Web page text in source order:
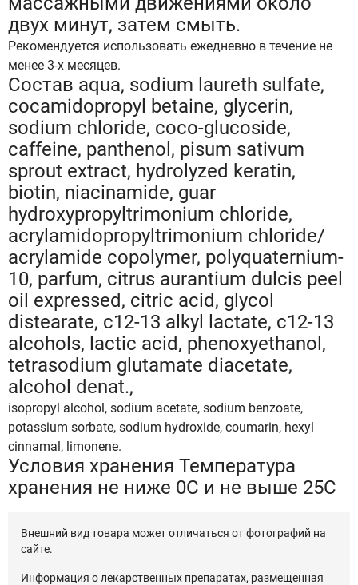
двух минут, затем смыть.
Рекомендуется использовать ежедневно в течение не
менее 3-х месяцев.
Состав aqua, sodium laureth sulfate,
cocamidopropyl betaine, glycerin,
sodium chloride, coco-glucoside,
caffeine, panthenol, pisum sativum
sprout extract, hydrolyzed keratin,
biotin, niacinamide, guar
hydroxypropyltrimonium chloride,
acrylamidopropyltrimonium chloride/
acrylamide copolymer, polyquaternium-
10, parfum, citrus aurantium dulcis peel
oil expressed, citric acid, glycol
distearate, c12-13 alkyl lactate, c12-13
alcohols, lactic acid, phenoxyethanol,
tetrasodium glutamate diacetate,
alcohol denat.,
isopropyl alcohol, sodium acetate, sodium benzoate,
potassium sorbate, sodium hydroxide, coumarin, hexyl
cinnamal, limonene.
Условия хранения Температура
хранения не ниже 0С и не выше 25С
Внешний вид товара может отличаться от фотографий на
сайте.
Информация о лекарственных препаратах, размещенная